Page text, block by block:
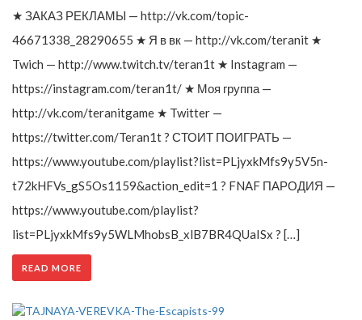
★ ЗАКАЗ РЕКЛАМЫ — http://vk.com/topic-
46671338_28290655 ★ Я в вк — http://vk.com/teranit ★
Twich — http://www.twitch.tv/teran1t ★ Instagram —
https://instagram.com/teran1t/ ★ Моя группа —
http://vk.com/teranitgame ★ Twitter —
https://twitter.com/Teran1t ? СТОИТ ПОИГРАТЬ —
https://www.youtube.com/playlist?list=PLjyxkMfs9y5V5n-
t72kHFVs_gS5Os1159&action_edit=1 ? FNAF ПАРОДИЯ —
https://www.youtube.com/playlist?
list=PLjyxkMfs9y5WLMhobsB_xlB7BR4QUaISx ? […]
READ MORE